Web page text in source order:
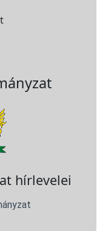
hírlevelei